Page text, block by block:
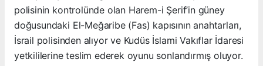
polisinin kontrolünde olan Harem-i Şerif’in güney
doğusundaki El-Meğaribe (Fas) kapısının anahtarları,
İsrail polisinden alıyor ve Kudüs İslami Vakıflar İdaresi
yetkililerine teslim ederek oyunu sonlandırmış oluyor.